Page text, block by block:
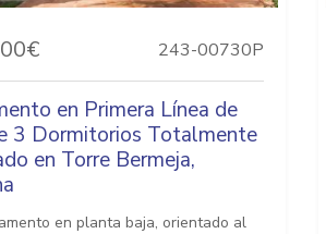
243-00730P
en Primera Línea de
3 Dormitorios Totalmente
en Torre Bermeja,
en planta baja, orientado al